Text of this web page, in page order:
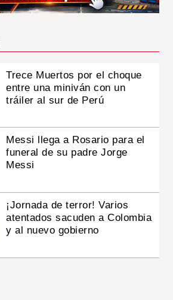
Trece Muertos por el choque
entre una miniván con un
tráiler al sur de Perú
Messi llega a Rosario para el
funeral de su padre Jorge
Messi
¡Jornada de terror! Varios
atentados sacuden a Colombia
y al nuevo gobierno